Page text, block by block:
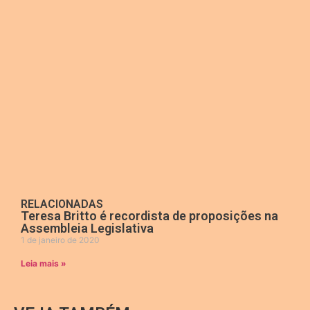
RELACIONADAS
Teresa Britto é recordista de proposições na
Assembleia Legislativa
1 de janeiro de 2020
Leia mais »